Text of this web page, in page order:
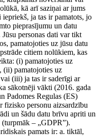
kā arī saziņai ar jums
ja tas ir pamatots, jo
pieprasījumu un datu
personas dati var tikt
pamatojoties uz jūsu datu
citiem nolūkiem, kas
(i) pamatojoties uz
(ii) pamatojoties uz
(iii) ja tas ir saderīgi ar
sākotnēji vākti (2016. gada
Padomes Regulas (ES)
fizisko personu aizsardzību
un šādu datu brīvu apriti un
– „GDPR”).
pamats ir: a. tiktāl,